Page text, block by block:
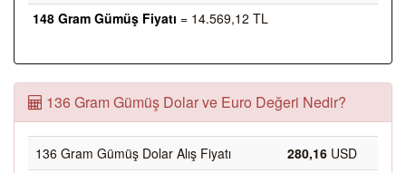
148 Gram Gümüş Fiyatı = 14.569,12 TL
136 Gram Gümüş Dolar ve Euro Değeri Nedir?
136 Gram Gümüş Dolar Alış Fiyatı 280,16 USD